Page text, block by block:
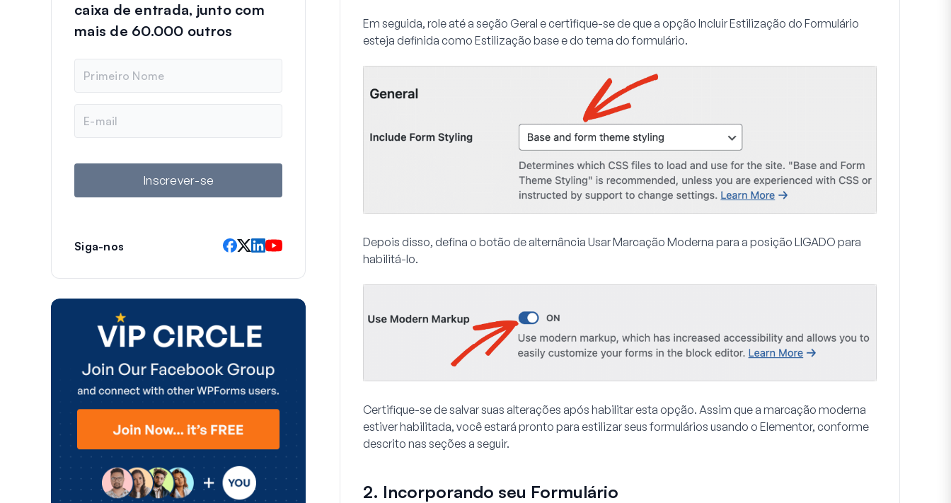
Em seguida, role até a seção Geral e certifique-se de que a opção Incluir Estilização do Formulário
esteja definida como Estilização base e do tema do formulário.
Depois disso, defina o botão de alternância Usar Marcação Moderna para a posição LIGADO para
habilitá-lo.
Certifique-se de salvar suas alterações após habilitar esta opção. Assim que a marcação moderna
estiver habilitada, você estará pronto para estilizar seus formulários usando o Elementor, conforme
descrito nas seções a seguir.
2. Incorporando seu Formulário
caixa de entrada, junto com
mais de 60.000 outros
m
e
m
i
Inscrever-se
Siga-nos